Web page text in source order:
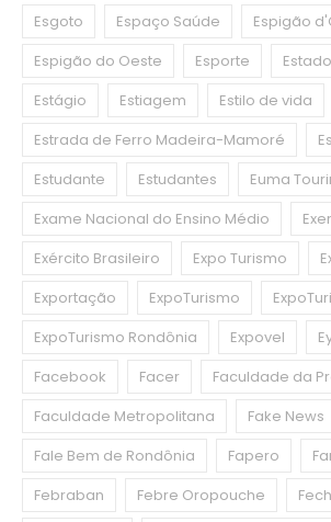
Esgoto
Espaço Saúde
Espigão
Espigão do Oeste
Esporte
Estágio
Estiagem Estilo de vida
Estrada de Ferro Madeira-Mamoré
Estudante
Estudantes
Euma
Exame Nacional do Ensino Médio
Exército Brasileiro
Expo Turismo
Exportação
ExpoTurismo
ExpoTurismo Rondônia
Expovel
Facebook
Facer
Faculdade da
Faculdade Metropolitana
Fake News
Fale Bem de Rondônia
Fapero
Febraban
Febre Oropouche